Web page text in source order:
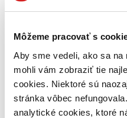
Môžeme pracovať s
Aby sme vedeli, ako sa na
mohli vám zobraziť tie
cookies. Niektoré sú
stránka vôbec
analytické cookies, ktoré
Dostupnosť
na centrálnom sklade
predpredaj (0 titulov)
pripravujeme (0 titulov)
dostupná (bez
vypredaných)